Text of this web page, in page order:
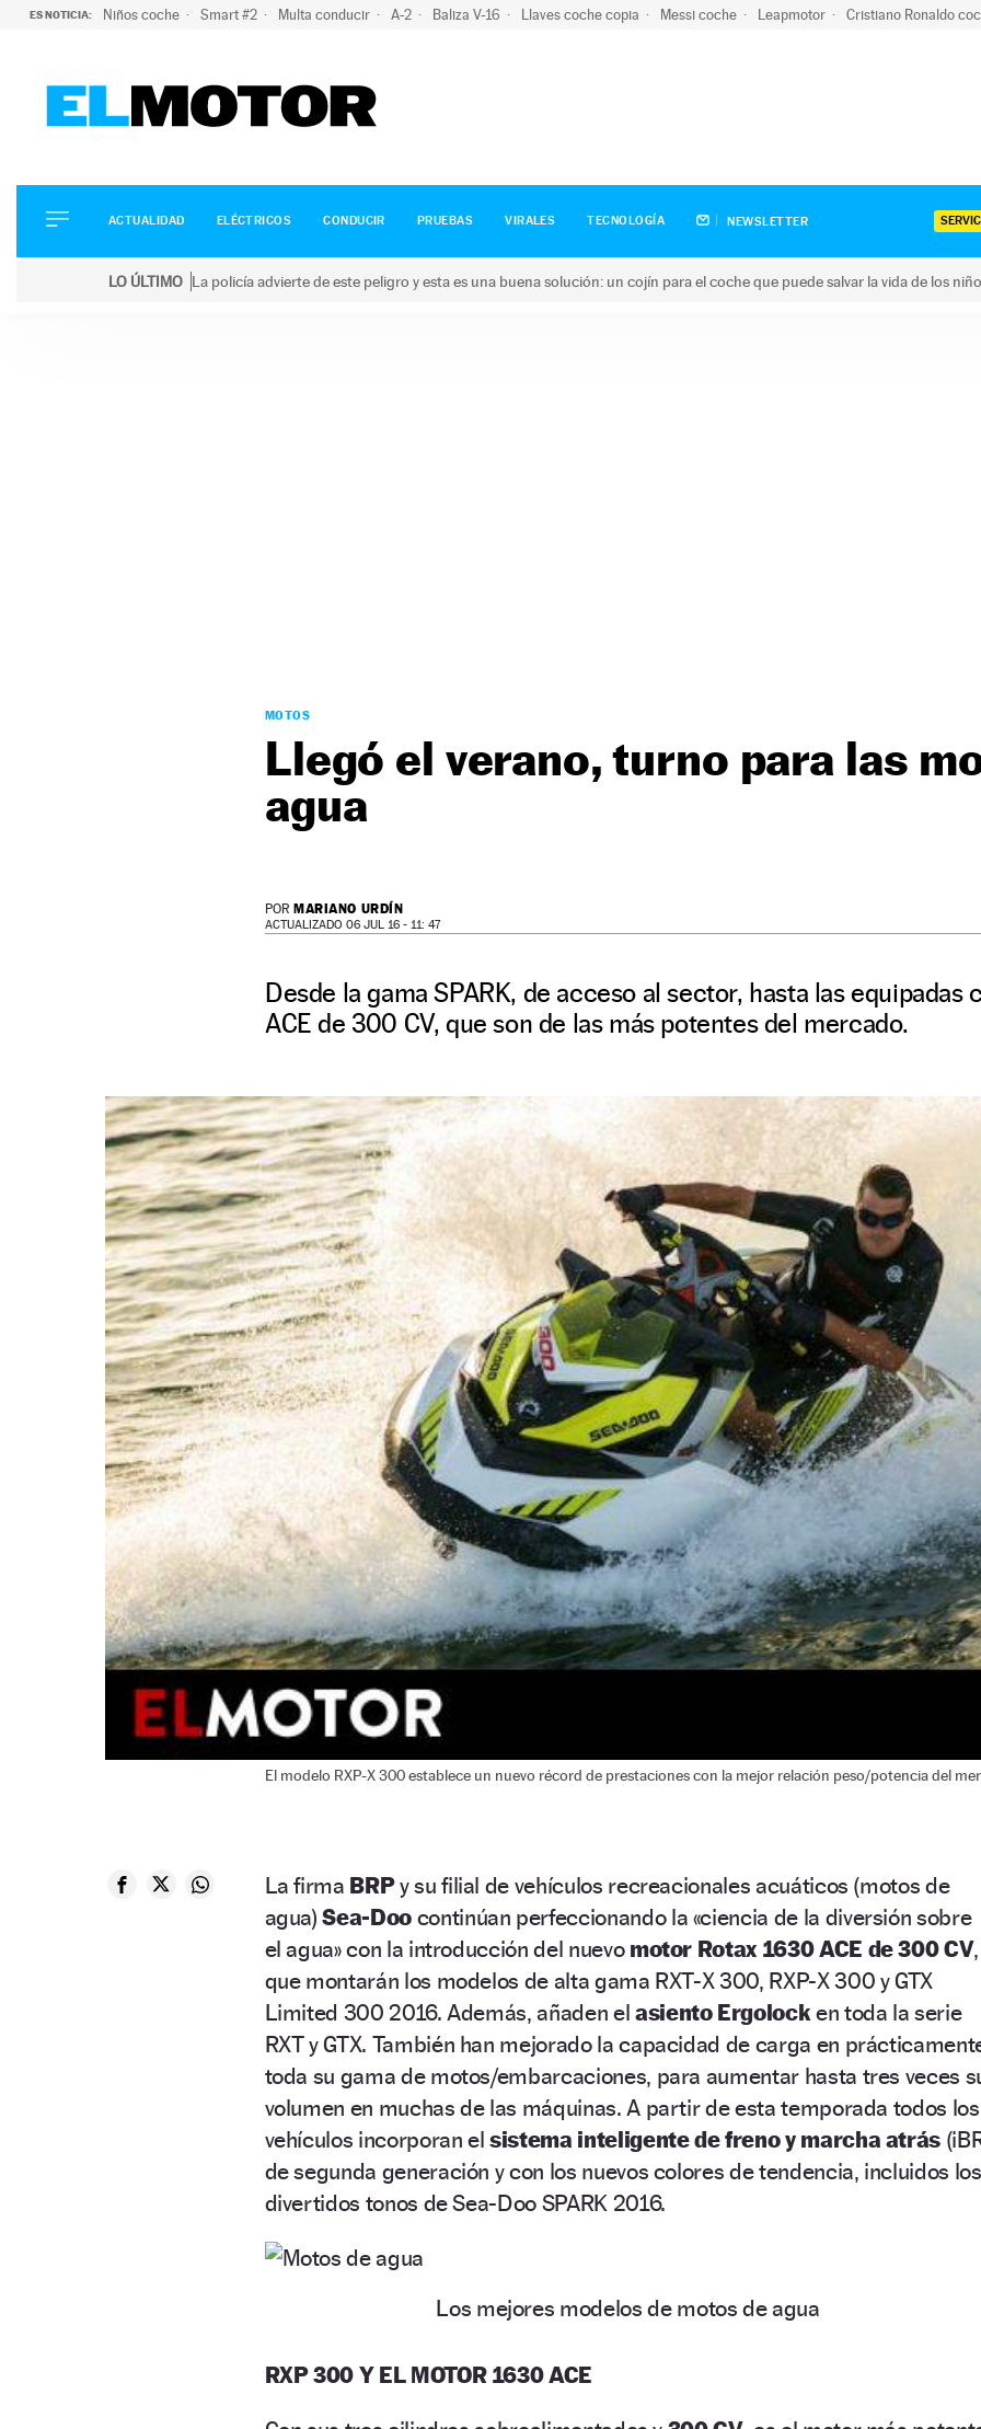
ES NOTICIA: Niños coche Smart #2 Multa conducir A-2 Baliza V-16 Llaves coche copia Messi coche Leapmotor Cristiano Ronaldo
ELÉCTRICOS
CONDUCIR
ACTUALIDAD ELÉCTRICOS CONDUCIR PRUEBAS VIRALES TECNOLOGÍA NEWSLETTER
LO ÚLTIMO La policía advierte de este peligro y esta es una buena solución: un cojín para el coche que puede salvar la vida de los
MOTOS
Llegó el verano, turno para las
agua
POR MARIANO URDÍN
ACTUALIZADO 06 JUL 16 - 11: 47
Desde la gama SPARK, de acceso al sector, hasta las
ACE de 300 CV, que son de las más potentes del mercado.
El modelo RXP-X 300 establece un nuevo récord de prestaciones con la mejor relación peso/potencia del
La firma BRPy su filial de vehículos recreacionales acuáticos (motos de
agua)Sea-Doocontinúan perfeccionando la «ciencia de la diversión sobre
el agua» con la introducción del nuevo motor Rotax 1630 ACE de 300 CV,
que montarán los modelos de alta gama RXT-X 300, RXP-X 300 y GTX
Limited 300 2016. Además, añaden el asiento Ergolocken toda la serie
RXT y GTX. También han mejorado la capacidad de carga en
toda su gama de motos/embarcaciones, para aumentar hasta tres veces
volumen en muchas de las máquinas. A partir de esta temporada todos los
vehículos incorporan elsistema inteligente de freno y marcha atrás
de segunda generación y con los nuevos colores de tendencia, incluidos los
divertidos tonos de Sea-Doo SPARK 2016.
Los mejores modelos de motos de agua
RXP 300 Y EL MOTOR 1630 ACE